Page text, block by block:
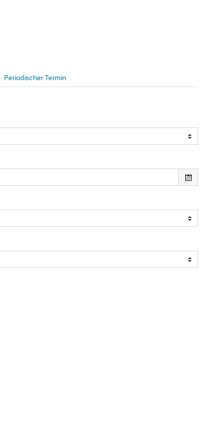
Periodischer Termin